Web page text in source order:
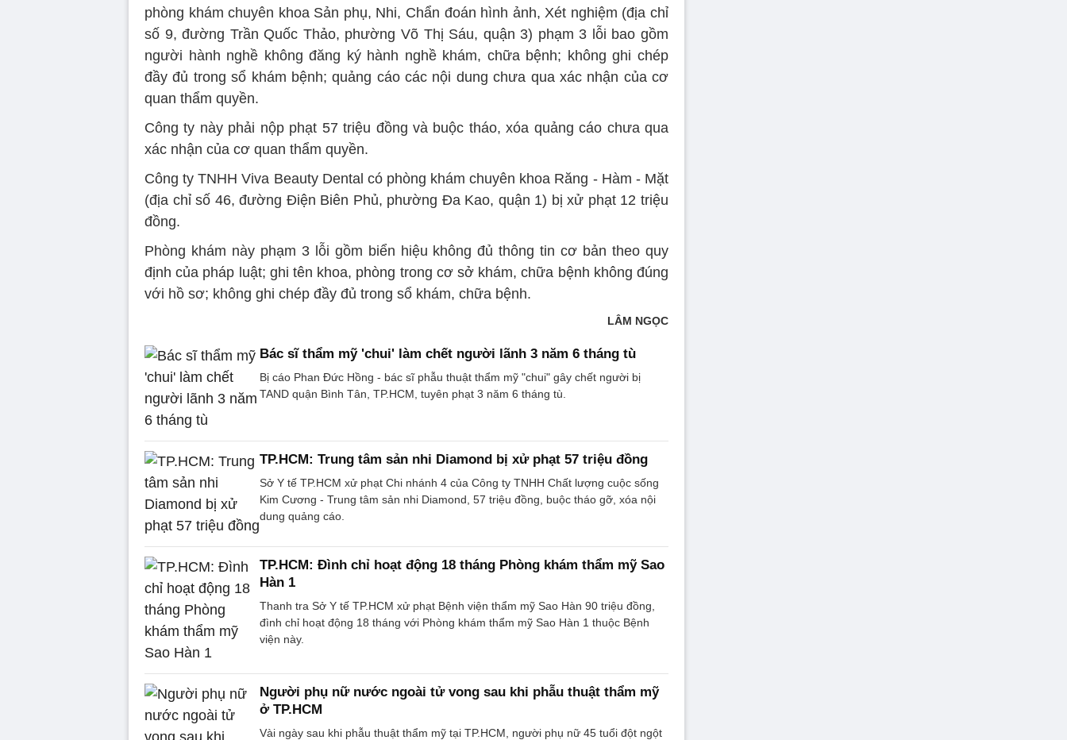
phòng khám chuyên khoa Sản phụ, Nhi, Chẩn đoán hình ảnh, Xét nghiệm (địa chỉ
số 9, đường Trần Quốc Thảo, phường Võ Thị Sáu, quận 3) phạm 3 lỗi bao gồm
người hành nghề không đăng ký hành nghề khám, chữa bệnh; không ghi chép
đầy đủ trong sổ khám bệnh; quảng cáo các nội dung chưa qua xác nhận của cơ
quan thẩm quyền.
Công ty này phải nộp phạt 57 triệu đồng và buộc tháo, xóa quảng cáo chưa qua
xác nhận của cơ quan thẩm quyền.
Công ty TNHH Viva Beauty Dental có phòng khám chuyên khoa Răng - Hàm - Mặt
(địa chỉ số 46, đường Điện Biên Phủ, phường Đa Kao, quận 1) bị xử phạt 12 triệu
đồng.
Phòng khám này phạm 3 lỗi gồm biển hiệu không đủ thông tin cơ bản theo quy
định của pháp luật; ghi tên khoa, phòng trong cơ sở khám, chữa bệnh không đúng
với hồ sơ; không ghi chép đầy đủ trong sổ khám, chữa bệnh.
LÂM NGỌC
Bác sĩ thẩm mỹ 'chui' làm chết người lãnh 3 năm 6 tháng tù
Bị cáo Phan Đức Hồng - bác sĩ phẫu thuật thẩm mỹ "chui" gây chết người bị
TAND quận Bình Tân, TP.HCM, tuyên phạt 3 năm 6 tháng tù.
TP.HCM: Trung tâm sản nhi Diamond bị xử phạt 57 triệu đồng
Sở Y tế TP.HCM xử phạt Chi nhánh 4 của Công ty TNHH Chất lượng cuộc sống
Kim Cương - Trung tâm sản nhi Diamond, 57 triệu đồng, buộc tháo gỡ, xóa nội
dung quảng cáo.
TP.HCM: Đình chỉ hoạt động 18 tháng Phòng khám thẩm mỹ Sao
Hàn 1
Thanh tra Sở Y tế TP.HCM xử phạt Bệnh viện thẩm mỹ Sao Hàn 90 triệu đồng,
đình chỉ hoạt động 18 tháng với Phòng khám thẩm mỹ Sao Hàn 1 thuộc Bệnh
viện này.
Người phụ nữ nước ngoài tử vong sau khi phẫu thuật thẩm mỹ
ở TP.HCM
Vài ngày sau khi phẫu thuật thẩm mỹ tại TP.HCM, người phụ nữ 45 tuổi đột ngột